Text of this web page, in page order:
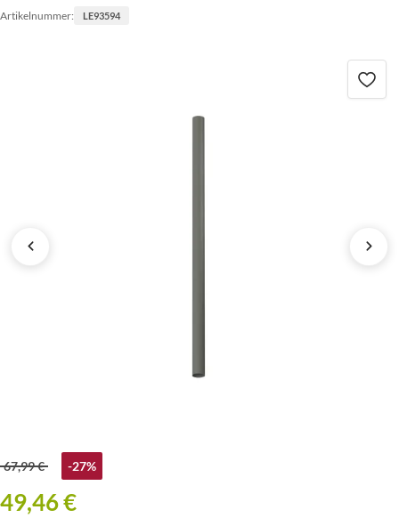
Artikelnummer: LE93594
67,99 € -27%
49,46 €